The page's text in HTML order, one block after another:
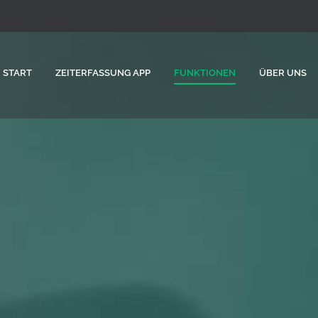
START ZEITERFASSUNG APP FUNKTIONEN ÜBER UNS